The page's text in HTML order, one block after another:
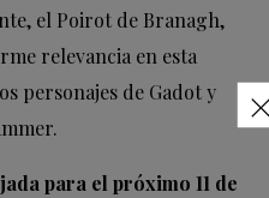
el Poirot de Branagh,
relevancia en esta
personajes de Gadot y
para el próximo 11 de